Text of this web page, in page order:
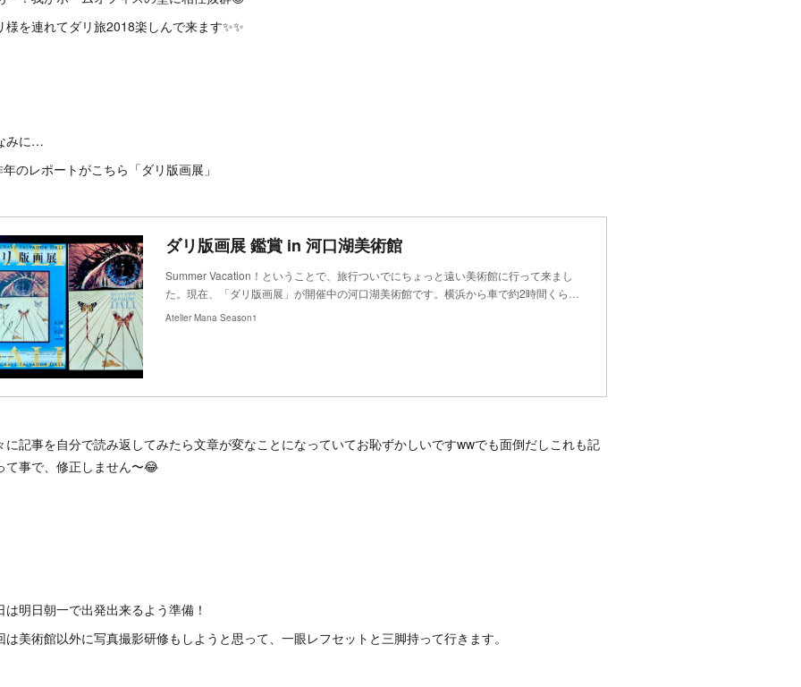
様を連れてダリ旅2018楽しんで来ます✨✨
みに…
のレポートがこちら「ダリ版画展」
ダリ版画展 鑑賞 in 河口湖美術館
Summer Vacation！ということで、旅行ついでにちょっと遠い美術館に行って来まし
た。現在、「ダリ版画展」が開催中の河口湖美術館です。横浜から車で約2時間くら…
Atelier Mana Season1
に記事を自分で読み返してみたら文章が変なことになっていてお恥ずかしいですwwでも面倒だしこれも記
て事で、修正しません〜😂
は明日朝一で出発出来るよう準備！
は美術館以外に写真撮影研修もしようと思って、一眼レフセットと三脚持って行きます。